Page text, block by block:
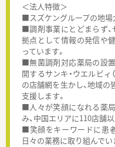
＜法人特徴＞
■スズケングループの地場
■調剤事業にとどまらず、
拠点として情報の発信や
っています。
■無菌調剤対応薬局の設
開するサンキ・ウエルビィ
の店舗網を生かし、地域
支援します。
■人々が笑顔になれる薬
み、中国エリアに110店舗
■笑顔をキーワードに患
日々の業務に取り組んでい